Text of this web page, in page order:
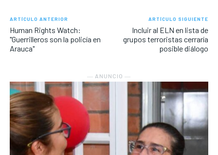
ARTÍCULO ANTERIOR
Human Rights Watch:
"Guerrilleros son la policía en
Arauca"
ARTÍCULO SIGUIENTE
Incluir al ELN en lista de
grupos terroristas cerraría
posible diálogo
― ANUNCIO ―